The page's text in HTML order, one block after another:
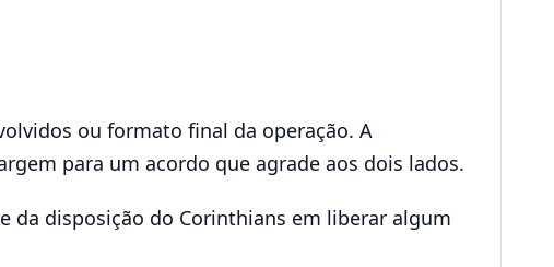
ou formato final da operação. A
para um acordo que agrade aos dois lados.
da disposição do Corinthians em liberar algum